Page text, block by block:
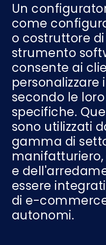
Un
come
o costruttore
strumento
consente ai
personalizzare
secondo le
specifiche.
sono utilizzati
gamma di
e
essere
di e-
autonomi.